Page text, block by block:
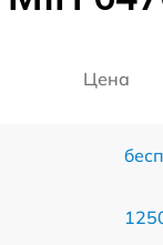
Цена